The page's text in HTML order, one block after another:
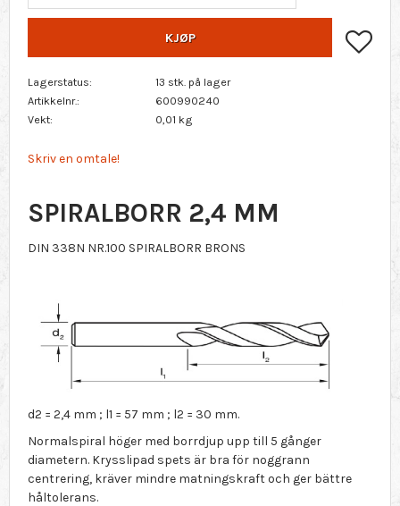
KJØP
Lagerstatus
13 stk. på lager
Artikkelnr.
600990240
Vekt
0,01 kg
Skriv en omtale!
SPIRALBORR 2,4 MM
DIN 338N NR.100 SPIRALBORR BRONS
d2 = 2,4 mm ; l1 = 57 mm ; l2 = 30 mm.
Normalspiral höger med borrdjup upp till 5 gånger
diametern. Krysslipad spets är bra för noggrann
centrering, kräver mindre matningskraft och ger bättre
håltolerans.